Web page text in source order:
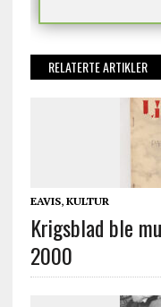
RELATERTE ARTIKLER
EAVIS, KULTUR
Krigsblad ble
2000